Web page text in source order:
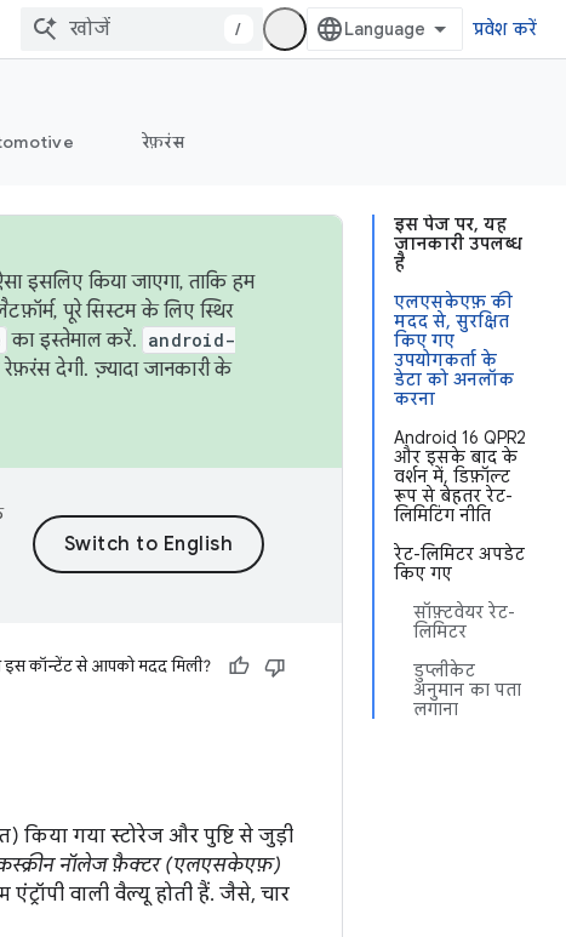
/ प्रवेश करें
रेफ़रंस
इस पेज पर, यह
जानकारी उपलब्ध
है
एलएसकेएफ़ की
मदद से, सुरक्षित
किए गए
उपयोगकर्ता के
डेटा को अनलॉक
करना
Android 16 QPR2
और इसके बाद के
वर्शन में, डिफ़ॉल्ट
रूप से बेहतर रेट-
लिमिटिंग नीति
रेट-लिमिटर अपडेट
किए गए
सॉफ़्टवेयर रेट-
लिमिटर
डुप्लीकेट
अनुमान का पता
लगाना
इसलिए किया जाएगा, ताकि हम
पूरे सिस्टम के लिए स्थिर
का इस्तेमाल करें. android-
देगी. ज़्यादा जानकारी के
इस कॉन्टेंट से आपको मदद मिली?
किया गया स्टोरेज और पुष्टि से जुड़ी
नॉलेज फ़ैक्टर (एलएसकेएफ़)
वाली वैल्यू होती हैं. जैसे, चार